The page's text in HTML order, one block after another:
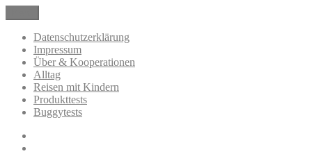
Inhalt
springen
BloggerMumOf3Boys Mamablog
Mamablog über das Leben mit drei Kindern mit Produkttests und
Alltagsthemen
Datenschutzerklärung
Impressum
Über & Kooperationen
Alltag
Reisen mit Kindern
Produkttests
Buggytests